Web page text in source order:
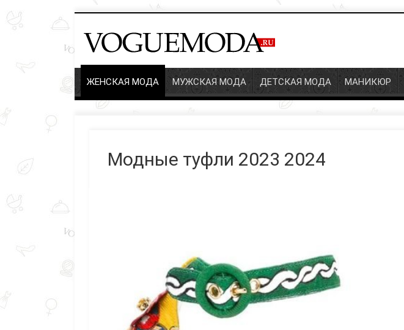
ЖЕНСКАЯ МОДА МУЖСКАЯ МОДА ДЕТСКАЯ МОДА МАНИКЮР
Модные туфли 2023 2024